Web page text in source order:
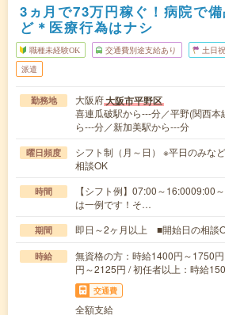
3ヵ月で73万円稼ぐ！病院で
ど＊医療行為はナシ
職種未経験OK 交通費別途支給あり 土日
派遣
勤務地 大阪府大阪市平野区
喜連瓜破駅から---分／平野(関西
ら---分／新加美駅から---分
曜日頻度
シフト制（月～日） ※平日のみな
相談OK
時間
【シフト例】07:00～16:0009:00
は一例です！そ…
期間 即日～2ヶ月以上 ■開始日の相談
時給
無資格の方：時給1400円～1750
円～2125円 / 初任者以上：時給
交通費
全額支給